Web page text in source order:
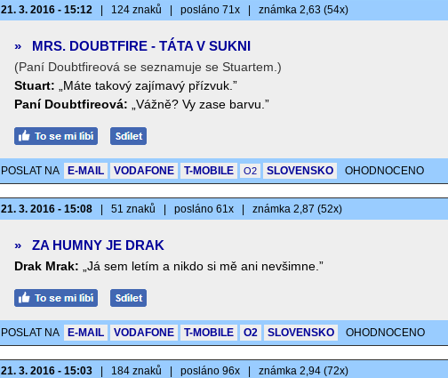
21. 3. 2016 - 15:12 124 znaků posláno 71x známka 2,63 (54x)
» MRS. DOUBTFIRE - TÁTA V SUKNI
(Paní Doubtfireová se seznamuje se Stuartem.)
Stuart:
„Máte takový zajímavý přízvuk.”
Paní Doubtfireová:
„Vážně? Vy zase barvu.”
POSLAT NA E-MAIL VODAFONE T-MOBILE O2 SLOVENSKO OHODNOCENO
21. 3. 2016 - 15:08 51 znaků posláno 61x známka 2,87 (52x)
» ZA HUMNY JE DRAK
Drak Mrak: „Já sem letím a nikdo si mě ani nevšimne.”
POSLAT NA E-MAIL VODAFONE T-MOBILE O2 SLOVENSKO OHODNOCENO
21. 3. 2016 - 15:03 184 znaků posláno 96x známka 2,94 (72x)